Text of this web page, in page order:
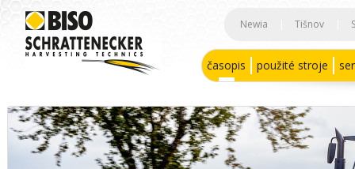
Newia Tišnov
časopis použité stroje